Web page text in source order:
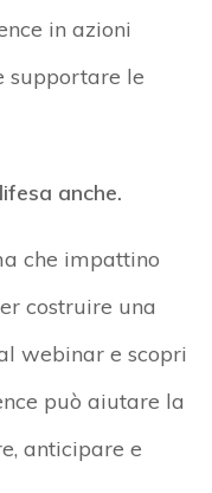
in azioni
supportare le
anche.
che impattino
costruire una
webinar e scopri
può aiutare la
anticipare e